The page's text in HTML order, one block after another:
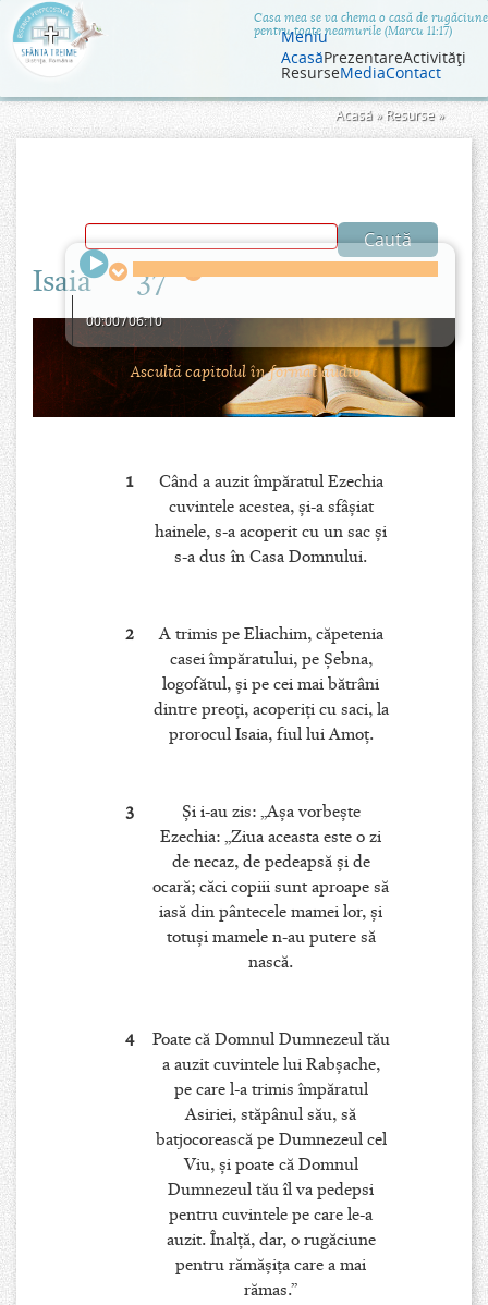
Jump to navigationCasa mea se va chema o casă de rugăciune
pentru toate neamurile (Marcu 11:17)
Meniu
AcasăPrezentareActivităţi
ResurseMediaContact
Eşti
aici
Acasă » Resurse»
Isaia 37
00:00/06:10
Ascultă capitolul în format audio.
1
Când a auzit împăratul Ezechia
cuvintele acestea, şi-a sfâşiat
hainele, s-a acoperit cu un sac şi
s-a dus în Casa Domnului.
2
A trimis pe Eliachim, căpetenia
casei împăratului, pe Şebna,
logofătul, şi pe cei mai bătrâni
dintre preoţi, acoperiţi cu saci, la
prorocul Isaia, fiul lui Amoţ.
3
Şi i-au zis: „Aşa vorbeşte
Ezechia: „Ziua aceasta este o zi
de necaz, de pedeapsă şi de
ocară; căci copiii sunt aproape să
iasă din pântecele mamei lor, şi
totuşi mamele n-au putere să
nască.
4
Poate că Domnul Dumnezeul tău
a auzit cuvintele lui Rabşache,
pe care l-a trimis împăratul
Asiriei, stăpânul său, să
batjocorească pe Dumnezeul cel
Viu, şi poate că Domnul
Dumnezeul tău îl va pedepsi
pentru cuvintele pe care le-a
auzit. Înalţă, dar, o rugăciune
pentru rămăşiţa care a mai
rămas.”